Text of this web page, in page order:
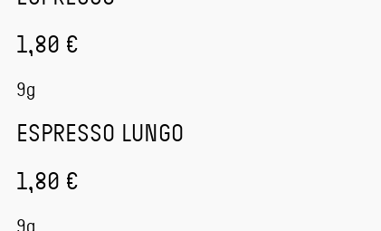
1,80 €
9g
ESPRESSO LUNGO
1,80 €
9g